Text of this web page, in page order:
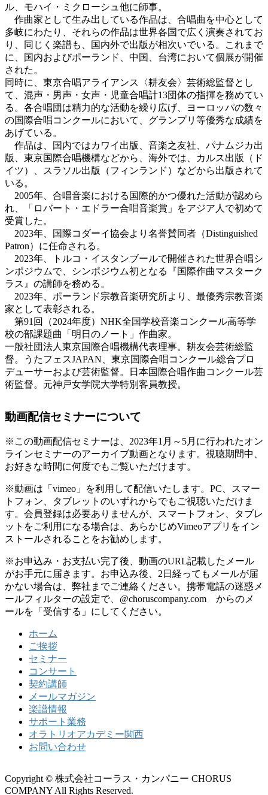
ル、モハイ・ミクローシュ他に師事。
作曲家として生み出している作品は、合唱曲を中心として
多岐にわたり、それらの作品は世界各国で広く演奏されてお
り、同じく楽譜も、国内外で出版が相次いでいる。これまで
に、国内およびポーランド、中国、台湾において個展が開催
された。
同時に、東京合唱アライアンス〈耕友会〉芸術総監督とし
て、混声・男声・女声・児童合唱計13団体の指揮を務めてい
る。各合唱団は精力的な活動を繰り広げ、ヨーロッパの数々
の国際合唱コンクールにおいて、グランプリ等優秀な成績を
あげている。
作品は、国内ではカワイ出版、音楽之友社、パナムジカ出
版、東京国際合唱機構などから、海外では、カルス出版（ド
イツ）、スラソル出版（フィンランド）などから出版されて
いる。
2005年、合唱音楽における国際的かつ優れた活動が認めら
れ、「ロバート・エドラー合唱音楽賞」をアジア人で初めて
受賞した。
2023年、国際コダーイ協会より名誉賛同者（Distinguished
Patron）に任命される。
2023年、トルコ・イスタンブールで開催された世界合唱シ
ンポジウムで、シンポジウム初となる『国際作曲マスターク
ラス』の講師を務める。
2023年、ポーランド宗教音楽研究所より、最優秀宗教音楽
家として表彰される。
第91回（2024年度）NHK全国学校音楽コンクール高等学
校の部課題曲「明日のノート」作曲家。
一般社団法人東京国際合唱機構代表理事。耕友会芸術総監
督。うたフェスJAPAN、東京国際合唱コンクール総合プロ
デューサーおよび芸術監督。日本国際合唱作曲コンクール芸
術監督。元神戸女学院大学特別客員教授。
動画配信セミナーについて
※この動画配信セミナーは、2023年1月～5月に行われたオン
ラインセミナーのアーカイブ動画となります。視聴期間中、
お好きな時間に何度でもご覧いただけます。
※動画は「vimeo」を利用して配信いたします。PC、スマー
トフォン、タブレットのいずれからでもご視聴いただけま
す。会員登録は必要ありませんが、スマートフォン、タブレ
ットをご利用になる場合は、あらかじめVimeoアプリをイン
ストールされることをお勧めします。
※お申込み・お支払い完了後、動画のURL記載したメール
がお手元に届きます。お申込み後、2日経ってもメールが届
かない場合は、弊社までご連絡ください。携帯電話の迷惑メ
ールフィルターの設定で、@choruscompany.com からのメ
ールを「受信する」にしてください。
ホーム
ご挨拶
セミナー
コンサート
契約講師
メールマガジン
楽譜情報
サポート業務
オラトリオアカデミー関西
お問い合わせ
Copyright © 株式会社コーラス・カンパニー CHORUS
COMPANY All Rights Reserved.